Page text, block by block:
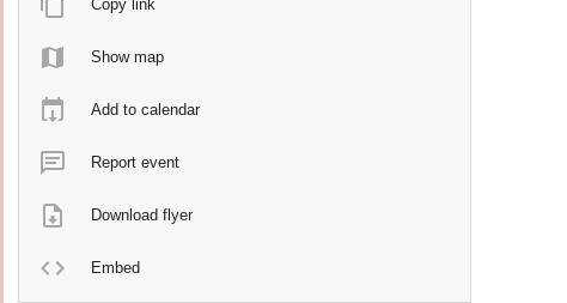
Copy link
Show map
Add to calendar
Report event
Download flyer
Embed